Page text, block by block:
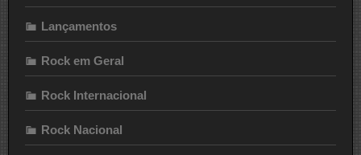
Lançamentos
Rock em Geral
Rock Internacional
Rock Nacional